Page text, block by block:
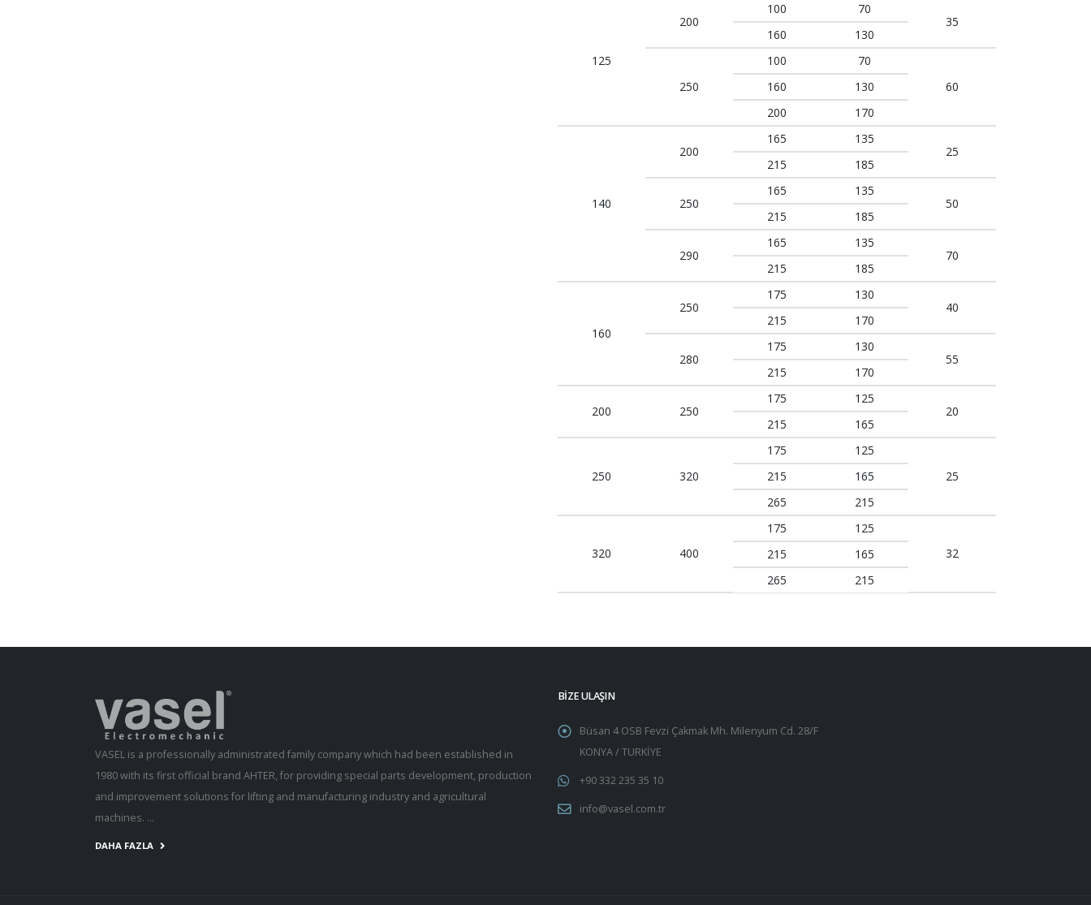
125
200
100
70
35
160
130
250
100
70
60
160
130
200
170
140
200
165
135
25
215
185
250
165
135
50
215
185
290
165
135
70
215
185
160
250
175
130
40
215
170
280
175
130
55
215
170
200 250
175
125
20
215
165
250 320
175
125
25
215
165
265
215
320 400
175
125
32
215
165
265
215
VASEL is a professionally administrated family company which had been established in
1980 with its first official brand AHTER, for providing special parts development, production
and improvement solutions for lifting and manufacturing industry and agricultural
machines. ...
DAHA FAZLA
BİZE ULAŞIN
Büsan 4 OSB Fevzi Çakmak Mh. Milenyum Cd. 28/F
KONYA / TURKİYE
+90 332 235 35 10
info@vasel.com.tr